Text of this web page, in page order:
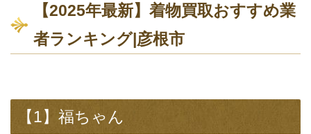
【2025年最新】着物買取おすすめ業
者ランキング|彦根市
【1】福ちゃん